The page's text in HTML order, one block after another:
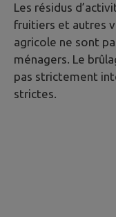
Les résidus
fruitiers et autres
agricole ne sont
ménagers. Le
pas strictement
strictes.